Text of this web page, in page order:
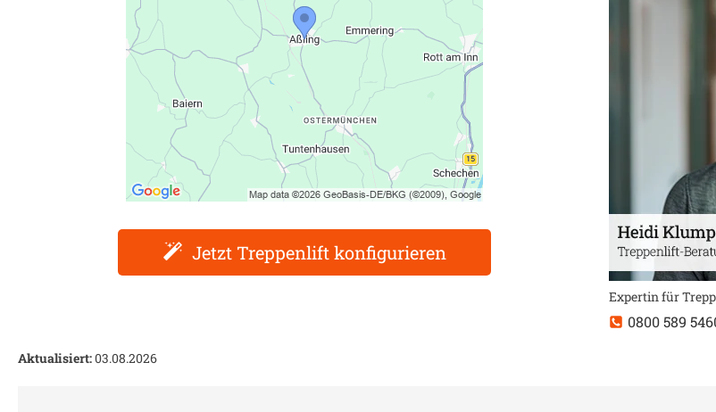
Jetzt Treppenlift konfigurieren
Expertin für
0800 589
Aktualisiert:03.08.2026